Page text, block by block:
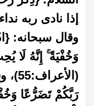
وقال سبحانه:
وَخُفْيَةً ۚ إِنَّهُ لَا
رَبَّكُمْ تَضَرُّعًا